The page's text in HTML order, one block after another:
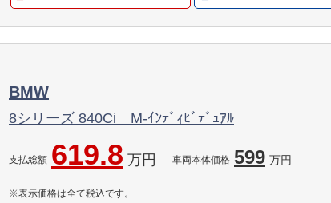
BMW
8シリーズ 840Ci M-ｲﾝﾃﾞｨﾋﾞﾃﾞｭｱﾙ
支払総額 619.8 万円 車両本体価格 599 万円
※表示価格は全て税込です。